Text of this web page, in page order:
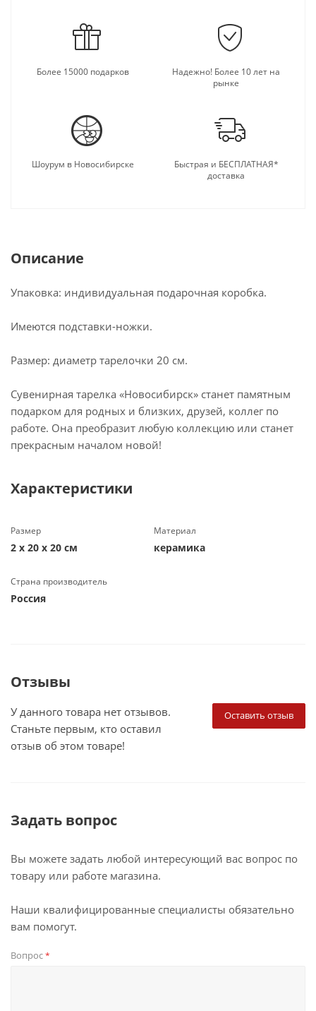
Более 15000 подарков
Надежно! Более 10 лет на
рынке
Шоурум в Новосибирске
Быстрая и БЕСПЛАТНАЯ*
доставка
Описание
Упаковка: индивидуальная подарочная коробка.
Имеются подставки-ножки.
Размер: диаметр тарелочки 20 см.
Сувенирная тарелка «Новосибирск» станет памятным
подарком для родных и близких, друзей, коллег по
работе. Она преобразит любую коллекцию или станет
прекрасным началом новой!
Характеристики
Размер
2 х 20 х 20 см
Материал
керамика
Страна производитель
Россия
Отзывы
Оставить отзыв
У данного товара нет отзывов.
Станьте первым, кто оставил
отзыв об этом товаре!
Задать вопрос
Вы можете задать любой интересующий вас вопрос по
товару или работе магазина.
Наши квалифицированные специалисты обязательно
вам помогут.
Вопрос*